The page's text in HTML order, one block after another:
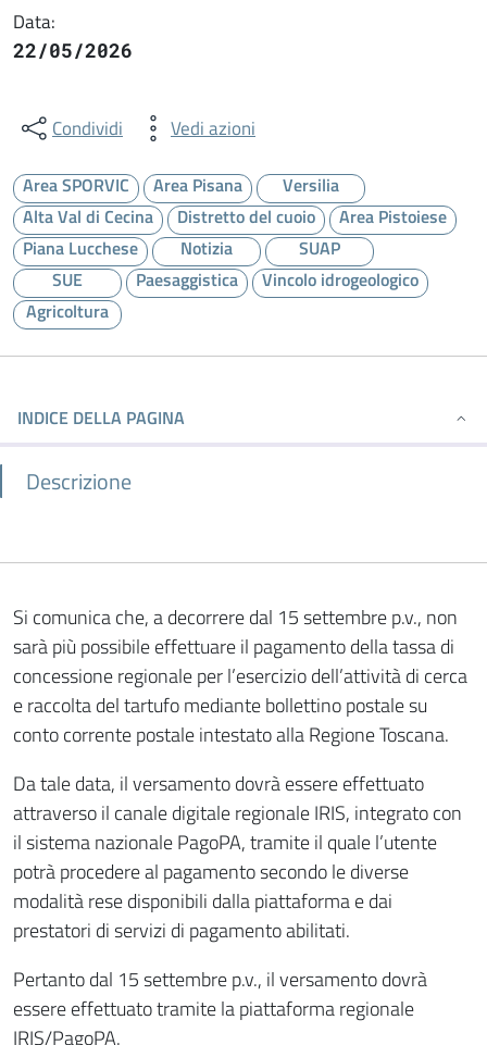
Data:
22/05/2026
Condividi Vedi azioni
Area SPORVIC Area Pisana
Versilia
Alta Val di Cecina
Distretto del cuoio
Area Pistoiese
Piana Lucchese
Notizia
SUAP
SUE
Paesaggistica
Vincolo idrogeologico
Agricoltura
INDICE DELLA PAGINA
Descrizione
Si comunica che, a decorrere dal 15 settembre p.v., non
sarà più possibile effettuare il pagamento della tassa di
concessione regionale per l’esercizio dell’attività di cerca
e raccolta del tartufo mediante bollettino postale su
conto corrente postale intestato alla Regione Toscana.
Da tale data, il versamento dovrà essere effettuato
attraverso il canale digitale regionale IRIS, integrato con
il sistema nazionale PagoPA, tramite il quale l’utente
potrà procedere al pagamento secondo le diverse
modalità rese disponibili dalla piattaforma e dai
prestatori di servizi di pagamento abilitati.
Pertanto dal 15 settembre p.v., il versamento dovrà
essere effettuato tramite la piattaforma regionale
IRIS/PagoPA.